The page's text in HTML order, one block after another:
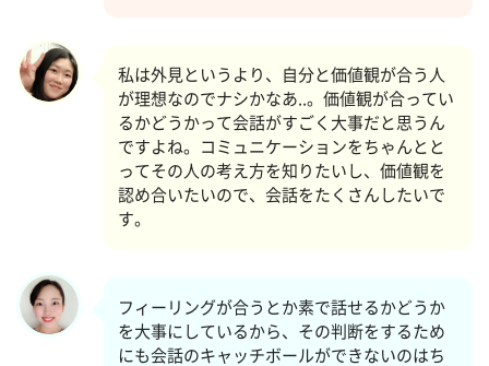
私は外見というより、自分と価値観が合う人
が理想なのでナシかなあ..。価値観が合ってい
るかどうかって会話がすごく大事だと思うん
ですよね。コミュニケーションをちゃんとと
ってその人の考え方を知りたいし、価値観を
認め合いたいので、会話をたくさんしたいで
す。
フィーリングが合うとか素で話せるかどうか
を大事にしているから、その判断をするため
にも会話のキャッチボールができないのはち